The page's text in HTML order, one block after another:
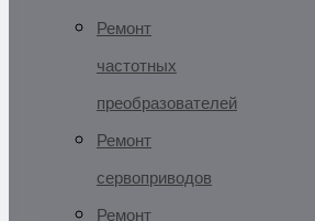
Ремонт
частотных
преобразователей
Ремонт
сервоприводов
Ремонт